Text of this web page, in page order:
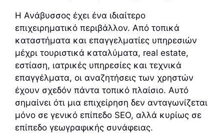
Η Ανάβυσσος έχει ένα ιδιαίτερο
επιχειρηματικό περιβάλλον. Από τοπικά
καταστήματα και επαγγελματίες υπηρεσιών
μέχρι τουριστικά καταλύματα, real estate,
εστίαση, ιατρικές υπηρεσίες και τεχνικά
επαγγέλματα, οι αναζητήσεις των χρηστών
έχουν σχεδόν πάντα τοπικό πλαίσιο. Αυτό
σημαίνει ότι μια επιχείρηση δεν ανταγωνίζεται
μόνο σε γενικό επίπεδο SEO, αλλά κυρίως σε
επίπεδο γεωγραφικής συνάφειας.